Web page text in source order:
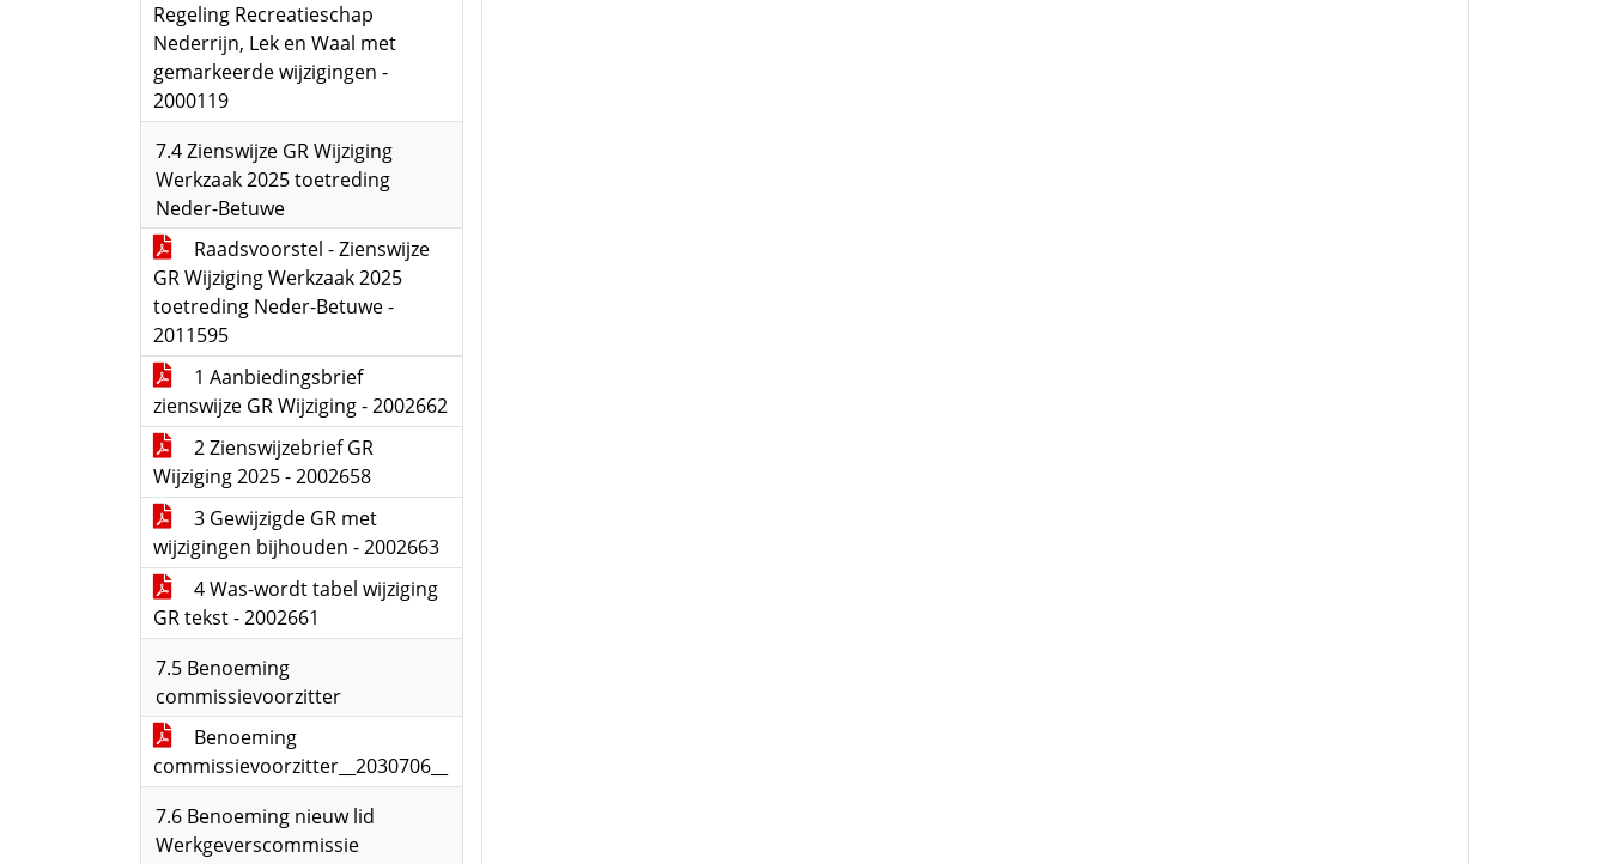
Regeling Recreatieschap
Nederrijn, Lek en Waal met
gemarkeerde wijzigingen -
2000119
7.4 Zienswijze GR Wijziging
Werkzaak 2025 toetreding
Neder-Betuwe
Raadsvoorstel - Zienswijze
GR Wijziging Werkzaak 2025
toetreding Neder-Betuwe -
2011595
1 Aanbiedingsbrief
zienswijze GR Wijziging - 2002662
2 Zienswijzebrief GR
Wijziging 2025 - 2002658
3 Gewijzigde GR met
wijzigingen bijhouden - 2002663
4 Was-wordt tabel wijziging
GR tekst - 2002661
7.5 Benoeming
commissievoorzitter
Benoeming
commissievoorzitter__2030706__
7.6 Benoeming nieuw lid
Werkgeverscommissie